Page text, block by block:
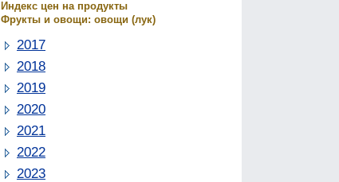
Индекс цен на продукты
Фрукты и овощи: овощи (лук)
2017
2018
2019
2020
2021
2022
2023